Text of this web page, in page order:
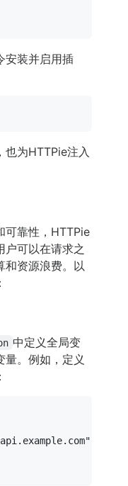
安装并启用插
也为HTTPie注入
可靠性，HTTPie
户可以在请求之
和资源浪费。以
中定义全局变
量。例如，定义